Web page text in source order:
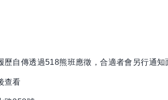
歷自傳透過518熊班應徵，合適者會另行通知
查看